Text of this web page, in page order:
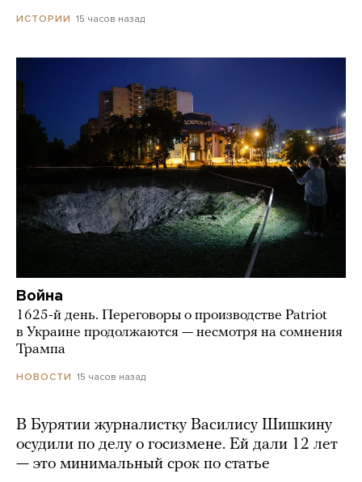
ИСТОРИИ 15 часов назад
Война
1625-й день. Переговоры о производстве Patriot
в Украине продолжаются — несмотря на сомнения
Трампа
НОВОСТИ 15 часов назад
В Бурятии журналистку Василису Шишкину
осудили по делу о госизмене. Ей дали 12 лет
— это минимальный срок по статье